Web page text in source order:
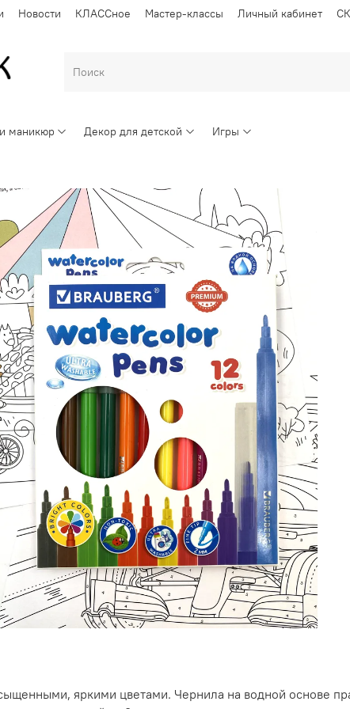
Новости КЛАССное Мастер-классы Личный кабинет
маникюр Декор для детской Игры
яркими цветами. Чернила на водной основе